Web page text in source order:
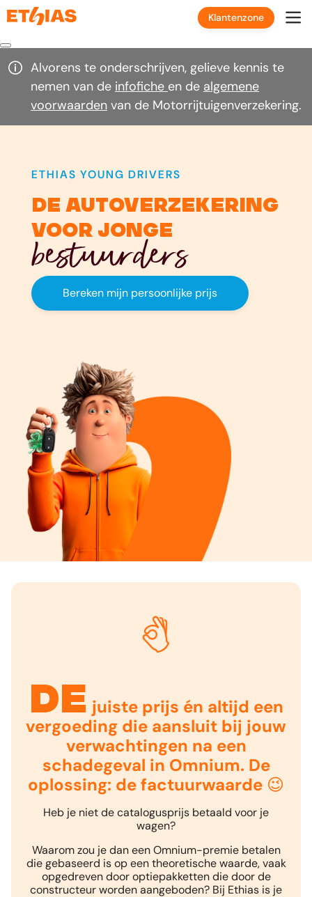
Klantenzone
Alvorens te onderschrijven, gelieve kennis te
nemen van de infofiche en de algemene
voorwaarden van de Motorrijtuigenverzekering.
ETHIAS YOUNG DRIVERS
de Autoverzekering
voor jonge
bestuurders
Bereken mijn persoonlijke prijs
De juiste prijs én altijd een
vergoeding die aansluit bij jouw
verwachtingen na een
schadegeval in Omnium. De
oplossing: de factuurwaarde 😉
Heb je niet de catalogusprijs betaald voor je
wagen?
Waarom zou je dan een Omnium-premie betalen
die gebaseerd is op een theoretische waarde, vaak
opgedreven door optie­pakketten die door de
constructeur worden aangeboden? Bij Ethias is je